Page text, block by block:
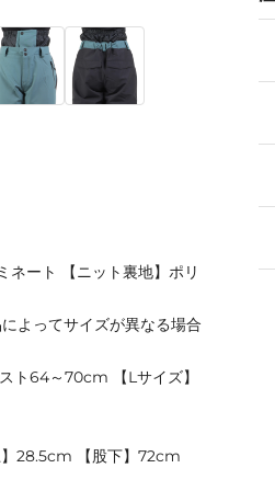
ネート 【ニット裏地】ポリ
よってサイズが異なる場合
ト64～70cm 【Lサイズ】
28.5cm 【股下】72cm